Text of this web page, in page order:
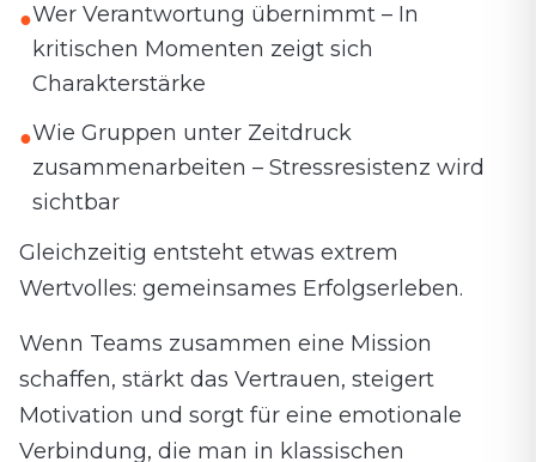
●Wer Verantwortung übernimmt – In
kritischen Momenten zeigt sich
Charakterstärke
●Wie Gruppen unter Zeitdruck
zusammenarbeiten – Stressresistenz wird
sichtbar
Gleichzeitig entsteht etwas extrem
Wertvolles: gemeinsames Erfolgserleben.
Wenn Teams zusammen eine Mission
schaffen, stärkt das Vertrauen, steigert
Motivation und sorgt für eine emotionale
Verbindung, die man in klassischen